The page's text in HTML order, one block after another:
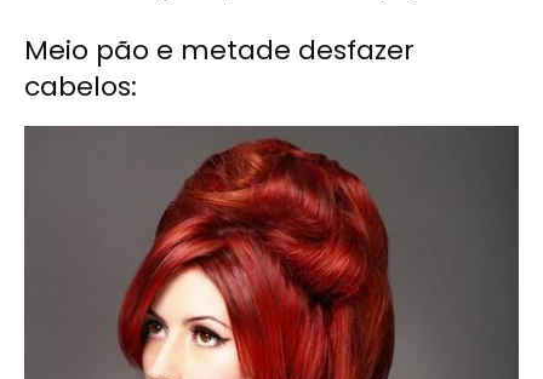
Meio pão e metade desfazer
cabelos: